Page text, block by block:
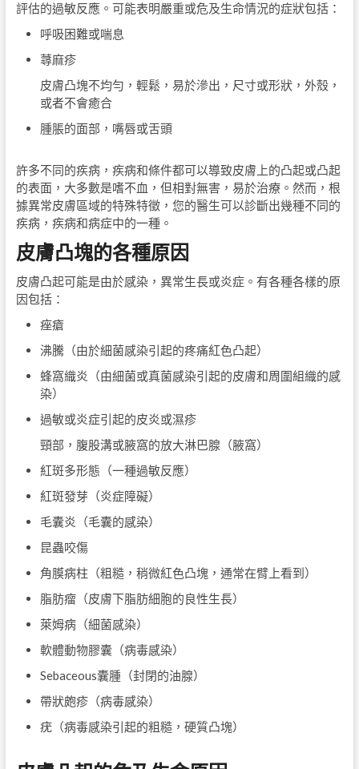
評估的過敏反應。可能表明嚴重或危及生命情況的症狀包括：
呼吸困難或喘息
蕁麻疹
皮膚凸塊不均勻，輕鬆，易於滲出，尺寸或形狀，外殼，
或者不會癒合
腫脹的面部，嘴唇或舌頭
許多不同的疾病，疾病和條件都可以導致皮膚上的凸起或凸起
的表面，大多數是嗜不血，但相對無害，易於治療。然而，根
據異常皮膚區域的特殊特徵，您的醫生可以診斷出幾種不同的
疾病，疾病和病症中的一種。
皮膚凸塊的各種原因
皮膚凸起可能是由於感染，異常生長或炎症。有各種各樣的原
因包括：
痤瘡
沸騰（由於細菌感染引起的疼痛紅色凸起）
蜂窩織炎（由細菌或真菌感染引起的皮膚和周圍組織的感
染）
過敏或炎症引起的皮炎或濕疹
頸部，腹股溝或腋窩的放大淋巴腺（腋窩）
紅斑多形態（一種過敏反應）
紅斑發芽（炎症障礙）
毛囊炎（毛囊的感染）
昆蟲咬傷
角膜病柱（粗糙，稍微紅色凸塊，通常在臂上看到）
脂肪瘤（皮膚下脂肪細胞的良性生長）
萊姆病（細菌感染）
軟體動物膠囊（病毒感染）
Sebaceous囊腫（封閉的油腺）
帶狀皰疹（病毒感染）
疣（病毒感染引起的粗糙，硬質凸塊）